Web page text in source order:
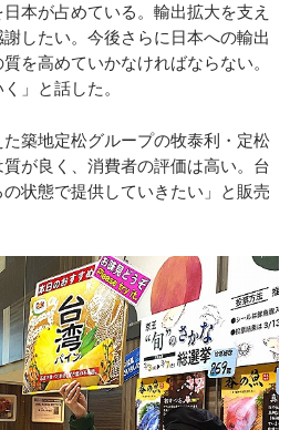
本が占めている。輸出拡大を支え
したい。今後さらに日本への輸出
を高めていかなければならない。
」と話した。
築地定松グループの牧泰利・定松
が良く、消費者の評価は高い。台
状態で提供していきたい」と販売